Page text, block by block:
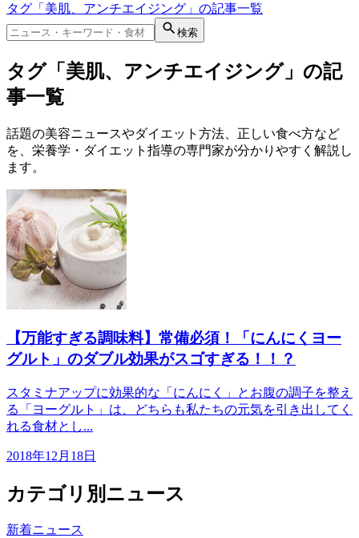
タグ「美肌、アンチエイジング」の記事一覧
検索
タグ「美肌、アンチエイジング」の記
事一覧
話題の美容ニュースやダイエット方法、正しい食べ方など
を、栄養学・ダイエット指導の専門家が分かりやすく解説し
ます。
【万能すぎる調味料】常備必須！「にんにくヨー
グルト」のダブル効果がスゴすぎる！！？
スタミナアップに効果的な「にんにく」とお腹の調子を整え
る「ヨーグルト」は、どちらも私たちの元気を引き出してく
れる食材とし...
2018年12月18日
カテゴリ別ニュース
新着ニュース